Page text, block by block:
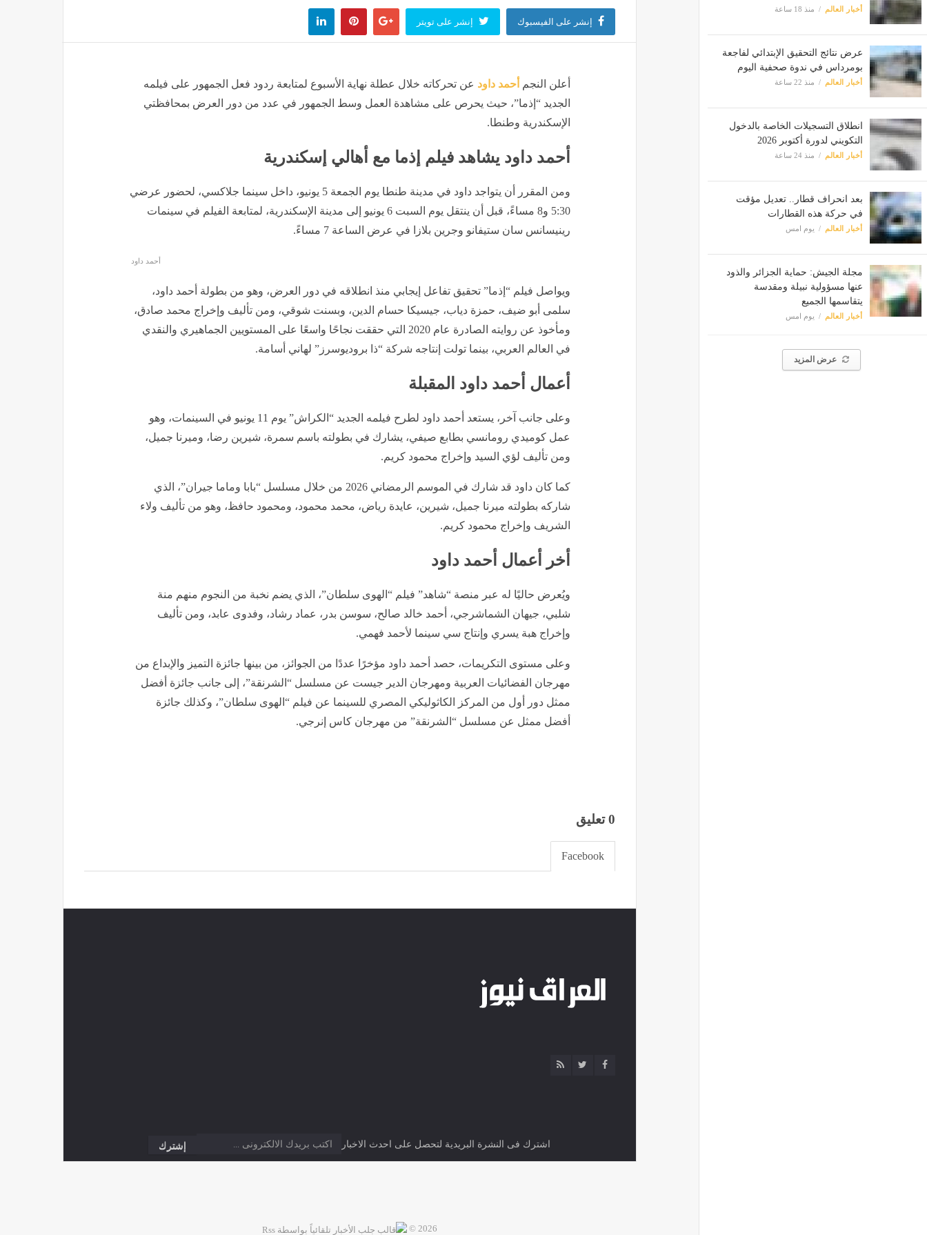
أخبار العالم منذ 18 ساعة
عرض نتائج التحقيق الإبتدائي لفاجعة
بومرداس في ندوة صحفية اليوم
أخبار العالم منذ 22 ساعة
انطلاق التسجيلات الخاصة بالدخول
التكويني لدورة أكتوبر 2026
أخبار العالم منذ 24 ساعة
بعد انحراف قطار.. تعديل مؤقت
في حركة هذه القطارات
أخبار العالم يوم امس
مجلة الجيش: حماية الجزائر والذود
عنها مسؤولية نبيلة ومقدسة
يتقاسمها الجميع
أخبار العالم يوم امس
عرض المزيد
إنشر على الفيسبوك إنشر على تويتر
أعلن النجم أحمد داود عن تحركاته خلال عطلة نهاية الأسبوع لمتابعة ردود فعل الجمهور على فيلمه
الجديد “إذما”، حيث يحرص على مشاهدة العمل وسط الجمهور في عدد من دور العرض بمحافظتي
الإسكندرية وطنطا.
أحمد داود يشاهد فيلم إذما مع أهالي إسكندرية
ومن المقرر أن يتواجد داود في مدينة طنطا يوم الجمعة 5 يونيو، داخل سينما جلاكسي، لحضور عرضي
5:30 و8 مساءً، قبل أن ينتقل يوم السبت 6 يونيو إلى مدينة الإسكندرية، لمتابعة الفيلم في سينمات
رينيسانس سان ستيفانو وجرين بلازا في عرض الساعة 7 مساءً.
أحمد داود
ويواصل فيلم “إذما” تحقيق تفاعل إيجابي منذ انطلاقه في دور العرض، وهو من بطولة أحمد داود،
سلمى أبو ضيف، حمزة دياب، جيسيكا حسام الدين، وبسنت شوقي، ومن تأليف وإخراج محمد صادق،
ومأخوذ عن روايته الصادرة عام 2020 التي حققت نجاحًا واسعًا على المستويين الجماهيري والنقدي
في العالم العربي، بينما تولت إنتاجه شركة “ذا بروديوسرز” لهاني أسامة.
أعمال أحمد داود المقبلة
وعلى جانب آخر، يستعد أحمد داود لطرح فيلمه الجديد “الكراش” يوم 11 يونيو في السينمات، وهو
عمل كوميدي رومانسي بطابع صيفي، يشارك في بطولته باسم سمرة، شيرين رضا، وميرنا جميل،
ومن تأليف لؤي السيد وإخراج محمود كريم.
كما كان داود قد شارك في الموسم الرمضاني 2026 من خلال مسلسل “بابا وماما جيران”، الذي
شاركه بطولته ميرنا جميل، شيرين، عايدة رياض، محمد محمود، ومحمود حافظ، وهو من تأليف ولاء
الشريف وإخراج محمود كريم.
أخر أعمال أحمد داود
ويُعرض حاليًا له عبر منصة “شاهد” فيلم “الهوى سلطان”، الذي يضم نخبة من النجوم منهم منة
شلبي، جيهان الشماشرجي، أحمد خالد صالح، سوسن بدر، عماد رشاد، وفدوى عابد، ومن تأليف
وإخراج هبة يسري وإنتاج سي سينما لأحمد فهمي.
وعلى مستوى التكريمات، حصد أحمد داود مؤخرًا عددًا من الجوائز، من بينها جائزة التميز والإبداع من
مهرجان الفضائيات العربية ومهرجان الدير جيست عن مسلسل “الشرنقة”، إلى جانب جائزة أفضل
ممثل دور أول من المركز الكاثوليكي المصري للسينما عن فيلم “الهوى سلطان”، وكذلك جائزة
أفضل ممثل عن مسلسل “الشرنقة” من مهرجان كاس إنرجي.
0 تعليق
Facebook
اشترك فى النشرة البريدية لتحصل على احدث الاخبار
2026 ©